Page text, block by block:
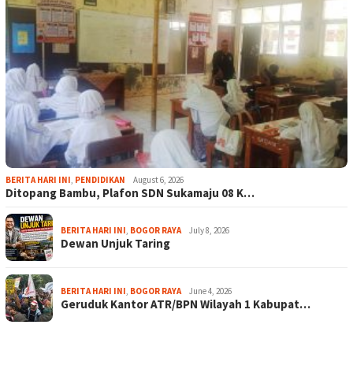
BERITA HARI INI PENDIDIKAN August 6, 2026
Ditopang Bambu, Plafon SDN Sukamaju 08 K…
BERITA HARI INI BOGOR RAYA July 8, 2026
Dewan Unjuk Taring
BERITA HARI INI BOGOR RAYA June 4, 2026
Geruduk Kantor ATR/BPN Wilayah 1 Kabupat…